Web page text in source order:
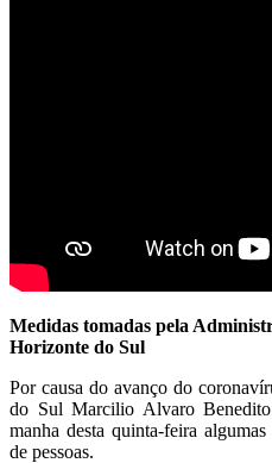
Medidas tomadas pela
Horizonte do Sul
Por causa do avanço do
do Sul Marcilio Alvaro
manha desta quinta-feira
de pessoas.